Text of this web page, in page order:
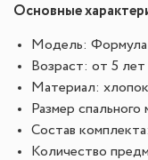
Основные
Модель:
Возраст: от 5 лет
Материал: хлопок
Размер
Состав
Количество